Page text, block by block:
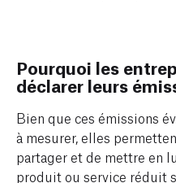
Pourquoi les
déclarer leurs
Bien que ces émissions
à mesurer, elles
partager et de mettre en
produit ou service réduit